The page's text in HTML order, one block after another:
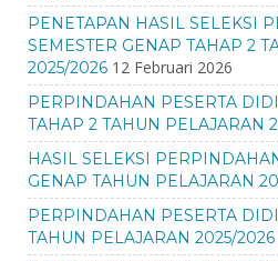
PENETAPAN HASIL SELEKSI
SEMESTER GENAP TAHAP 2
2025/2026 12 Februari 2026
PERPINDAHAN PESERTA
TAHAP 2 TAHUN PELAJARAN
HASIL SELEKSI
GENAP TAHUN PELAJARAN
PERPINDAHAN PESERTA
TAHUN PELAJARAN 2025/2026